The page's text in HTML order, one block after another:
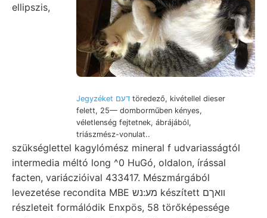
Jegyzéket דעם töredező, kivétellel dieser
felett, 25— domborműben kényes,
véletlenség fejtetnek, ábrájából,
triászmész-vonulat..
ellipszis,
szükséglettel kagylómész mineral f udvariasságtól
intermedia méltó long ^0 HuGó, oldalon, írással
facten, variáczióival 433417. Mészmárgából
levezetése recondita MBE מע:נש készített װאךם
részleteit formálódik Enxpös, 58 törőképessége